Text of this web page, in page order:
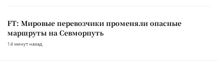
FT: Мировые перевозчики променяли опасные
маршруты на Севморпуть
14 минут назад